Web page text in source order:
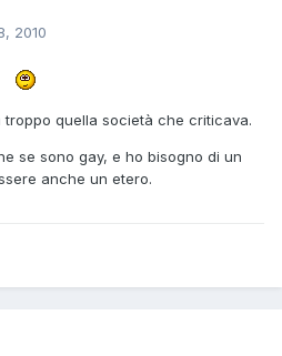
2010
quella società che criticava.
se sono gay, e ho bisogno di un
anche un etero.